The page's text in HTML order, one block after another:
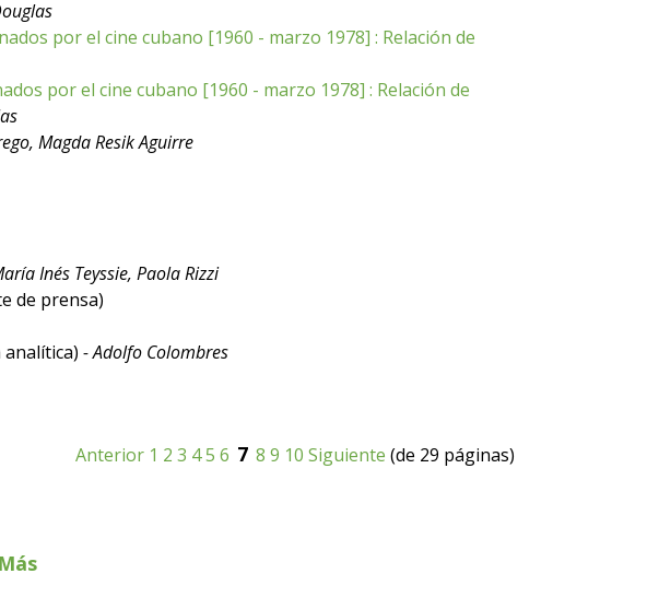
por el cine cubano [1960 - marzo 1978] : Relación de
por el cine cubano [1960 - marzo 1978] : Relación de
Magda Resik Aguirre
Inés Teyssie, Paola Rizzi
de prensa)
analítica) - Adolfo Colombres
Anterior 1 2 3 45 6 7 8 9 10 Siguiente (de 29 páginas)
Más